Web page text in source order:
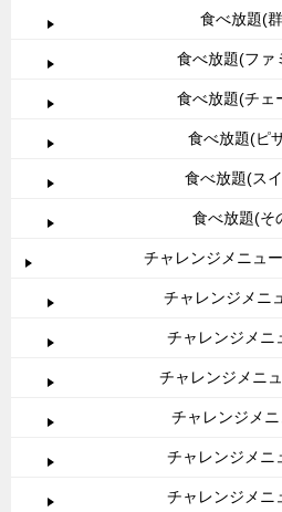
食べ放題(
食べ放題(ファ
食べ放題(チェ
食べ放題(ピ
食べ放題(ス
食べ放題(そ
チャレンジメニュ
チャレンジメニ
チャレンジメニ
チャレンジメニ
チャレンジメ
チャレンジメニ
チャレンジメニ